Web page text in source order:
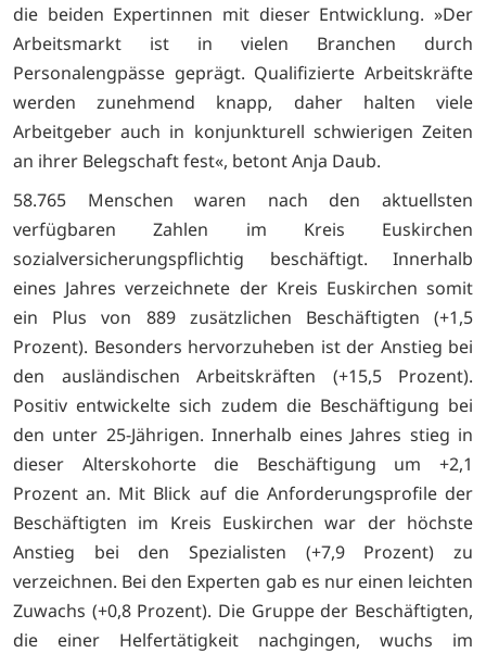
die beiden Expertinnen mit dieser Entwicklung. »Der
Arbeitsmarkt ist in vielen Branchen durch
Personalengpässe geprägt. Qualifizierte Arbeitskräfte
werden zunehmend knapp, daher halten viele
Arbeitgeber auch in konjunkturell schwierigen Zeiten
an ihrer Belegschaft fest«, betont Anja Daub.
58.765 Menschen waren nach den aktuellsten
verfügbaren Zahlen im Kreis Euskirchen
sozialversicherungspflichtig beschäftigt. Innerhalb
eines Jahres verzeichnete der Kreis Euskirchen somit
ein Plus von 889 zusätzlichen Beschäftigten (+1,5
Prozent). Besonders hervorzuheben ist der Anstieg bei
den ausländischen Arbeitskräften (+15,5 Prozent).
Positiv entwickelte sich zudem die Beschäftigung bei
den unter 25-Jährigen. Innerhalb eines Jahres stieg in
dieser Alterskohorte die Beschäftigung um +2,1
Prozent an. Mit Blick auf die Anforderungsprofile der
Beschäftigten im Kreis Euskirchen war der höchste
Anstieg bei den Spezialisten (+7,9 Prozent) zu
verzeichnen. Bei den Experten gab es nur einen leichten
Zuwachs (+0,8 Prozent). Die Gruppe der Beschäftigten,
die einer Helfertätigkeit nachgingen, wuchs im